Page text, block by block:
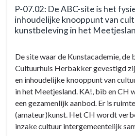
P-07.02: De ABC-site is het
inhoudelijke knooppunt van
kunstbeleving in het
naar
navigatie
BD-
07:
Door
het
De site waar de Kunstacademie, de
Cultuurhuis Herbakker gevestigd
en inhoudelijke knooppunt van
in het Meetjesland. KA!, bib en CH
een gezamenlijk aanbod. Er is
(amateur)kunst. Het CH wordt
inzake cultuur intergemeentelijk